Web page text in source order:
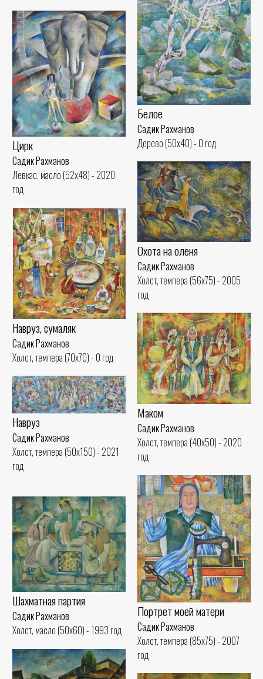
Белое
Садик Рахманов
Дерево (50x40) - 0 год
Цирк
Садик Рахманов
Левкас, масло (52x48) - 2020
год
Охота на оленя
Садик Рахманов
Холст, темпера (56x75) - 2005
год
Навруз, сумаляк
Садик Рахманов
Холст, темпера (70x70) - 0 год
Маком
Садик Рахманов
Холст, темпера (40x50) - 2020
год
Навруз
Садик Рахманов
Холст, темпера (50x150) - 2021
год
Портрет моей матери
Садик Рахманов
Холст, темпера (85x75) - 2007
год
Шахматная партия
Садик Рахманов
Холст, масло (50x60) - 1993 год